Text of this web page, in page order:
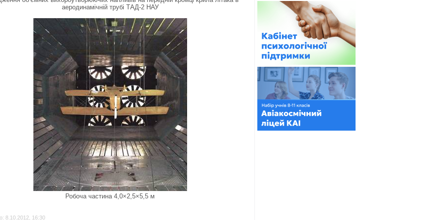
аеродинамічній трубі ТАД-2 НАУ
Робоча частина 4,0×2,5×5,5 м
8.10.2012, 16:30